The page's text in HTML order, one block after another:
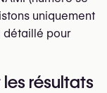
uniquement
détaillé pour
résultats